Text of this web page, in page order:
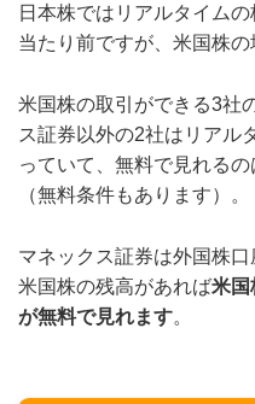
日本株ではリアルタイム
当たり前ですが、米国株の
米国株の取引ができる3社
ス証券以外の2社はリアル
っていて、無料で見れる
（無料条件もあります）。
マネックス証券は外国株
米国株の残高があれば米国
が無料で見れます。